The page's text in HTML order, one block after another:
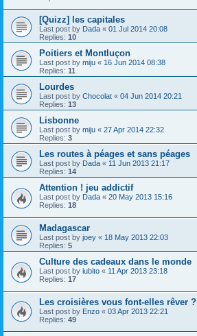
[Quizz] les capitales
Last post by Dada « 01 Jul 2014 20:08
Replies: 10
Poitiers et Montluçon
Last post by miju « 16 Jun 2014 08:38
Replies: 11
Lourdes
Last post by Chocolat « 04 Jun 2014 20:21
Replies: 13
Lisbonne
Last post by miju « 27 Apr 2014 22:32
Replies: 3
Les routes à péages et sans péages
Last post by Dada « 11 Jun 2013 21:17
Replies: 14
Attention ! jeu addictif
Last post by Dada « 20 May 2013 15:16
Replies: 18
Madagascar
Last post by joey « 18 May 2013 22:03
Replies: 5
Culture des cadeaux dans le monde
Last post by iubito « 11 Apr 2013 23:18
Replies: 17
Les croisières vous font-elles rêver ?
Last post by Enzo « 03 Apr 2013 22:21
Replies: 49